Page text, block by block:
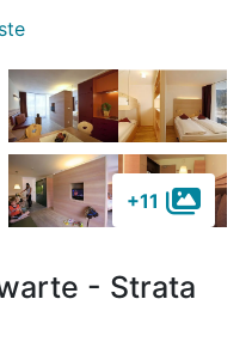
+11
- Strata